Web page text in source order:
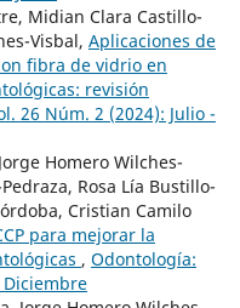
Midian Clara Castillo-
Visbal, Aplicaciones de
fibra de vidrio en
revisión
26 Núm. 2 (2024): Julio -
Homero Wilches-
Rosa Lía Bustillo-
Cristian Camilo
para mejorar la
, Odontología:
Diciembre